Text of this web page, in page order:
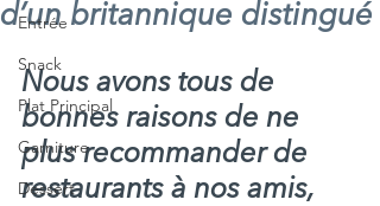
Entrée
Snack
Plat Principal
Garniture
Dessert
d’un britannique distingué
Nous avons tous de
bonnes raisons de ne
plus recommander de
restaurants à nos amis,